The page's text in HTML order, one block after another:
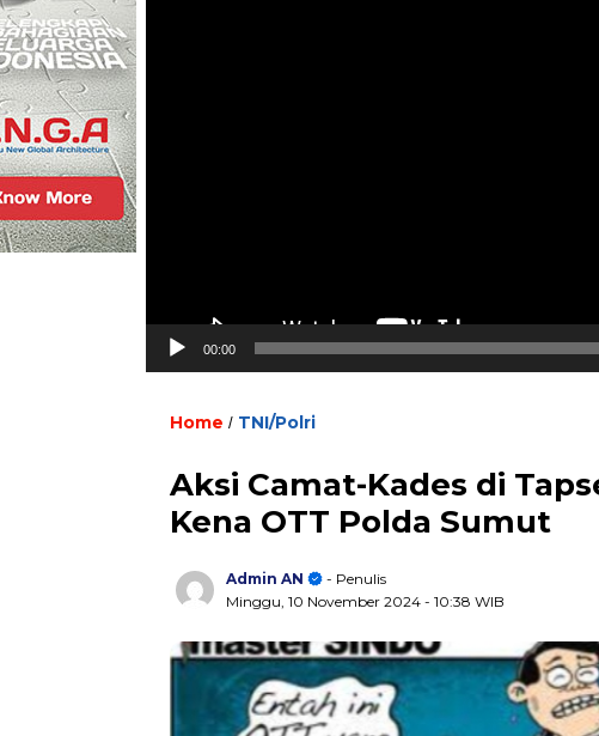
00:00
Home / TNI/Polri
Aksi Camat-Kades di
Kena OTT Polda Sumut
Admin AN
- Penulis
Minggu, 10 November 2024 - 10:38 WIB